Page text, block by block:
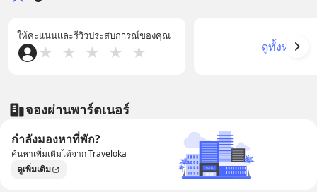
ให้คะแนนและรีวิวประสบการณ์ของคุณ
★ ★ ★ ★ ★ ดูทั้งหมด
จองผ่านพาร์ตเนอร์
กำลังมองหาที่พัก?
ค้นหาเพิ่มเติมได้จาก Traveloka
ดูเพิ่มเติม